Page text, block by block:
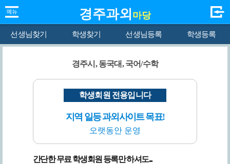
경주과외 마당
선생님찾기 학생찾기 선생님등록 학생등록
경주시, 동국대, 국어/수학
학생회원 전용입니다
지역 일등 과외사이트 목표!
오랫동안 운영
간단한 무료 학생회원 등록만 하셔도...